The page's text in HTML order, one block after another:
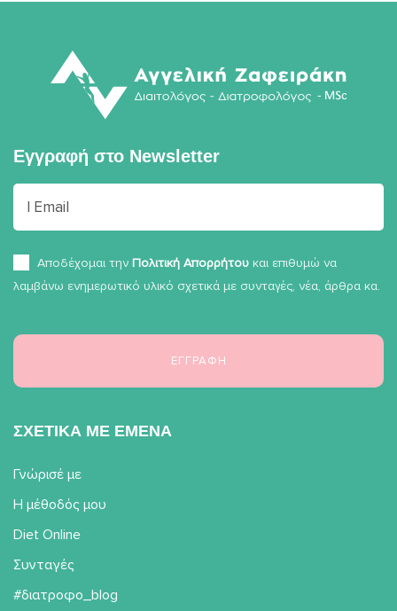
Εγγραφή στο Newsletter
Αποδέχομαι την Πολιτική Απορρήτου και επιθυμώ να
λαμβάνω ενημερωτικό υλικό σχετικά με συνταγές, νέα, άρθρα κα.
ΣΧΕΤΙΚΑ ΜΕ ΕΜΕΝΑ
Γνώρισέ με
Η μέθοδός μου
Diet Online
Συνταγές
#διατροφο_blog